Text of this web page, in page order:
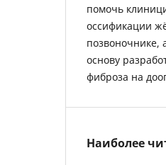
помочь
оссификации
позвоночнике,
основу
фиброза на
Наиболее